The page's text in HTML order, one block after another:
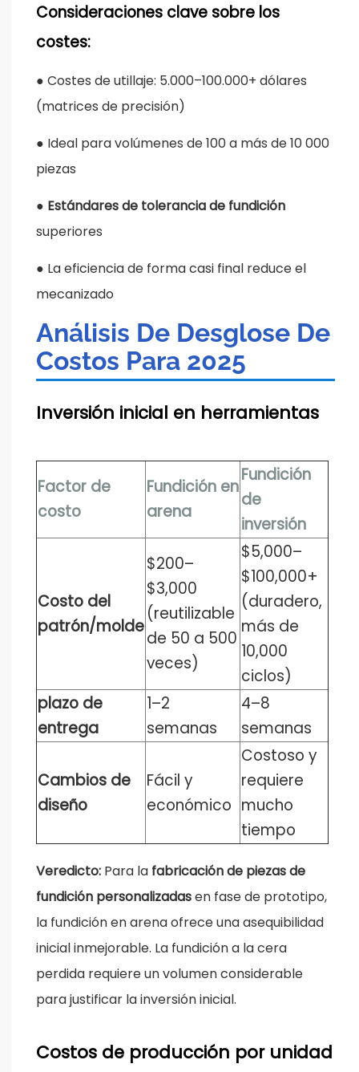
Consideraciones clave sobre los
costes:
● Costes de utillaje: 5.000–100.000+ dólares
(matrices de precisión)
● Ideal para volúmenes de 100 a más de 10 000
piezas
● Estándares de tolerancia de fundición
superiores
● La eficiencia de forma casi final reduce el
mecanizado
Análisis De Desglose De
Costos Para 2025
Inversión inicial en herramientas
Factor de
costo
Fundición en
arena
Fundición
de
inversión
Costo del
patrón/molde
$200–
$3,000
(reutilizable
de 50 a 500
veces)
$5,000–
$100,000+
(duradero,
más de
10,000
ciclos)
plazo de
entrega
1–2
semanas
4–8
semanas
Cambios de
diseño
Fácil y
económico
Costoso y
requiere
mucho
tiempo
Veredicto: Para la fabricación de piezas de
fundición personalizadasen fase de prototipo,
la fundición en arena ofrece una asequibilidad
inicial inmejorable. La fundición a la cera
perdida requiere un volumen considerable
para justificar la inversión inicial.
Costos de producción por unidad